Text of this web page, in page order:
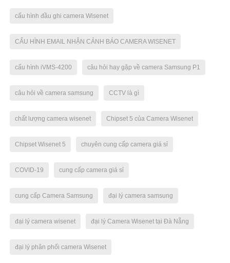
cấu hình đầu ghi camera Wisenet
CẤU HÌNH EMAIL NHẬN CẢNH BÁO CAMERA WISENET
cấu hình iVMS-4200 câu hỏi hay gặp về camera Samsung P1
câu hỏi về camera samsung CCTV là gì
chất lượng camera wisenet Chipset 5 của Camera Wisenet
Chipset Wisenet 5 chuyên cung cấp camera giá sỉ
COVID-19 cung cấp camera giá sỉ
cung cấp Camera Samsung đại lý camera samsung
đại lý camera wisenet đại lý Camera Wisenet tại Đà Nẵng
đại lý phân phối camera Wisenet